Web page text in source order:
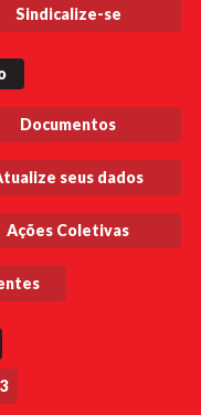
Sindicalize-se
Documentos
seus dados
Ações Coletivas